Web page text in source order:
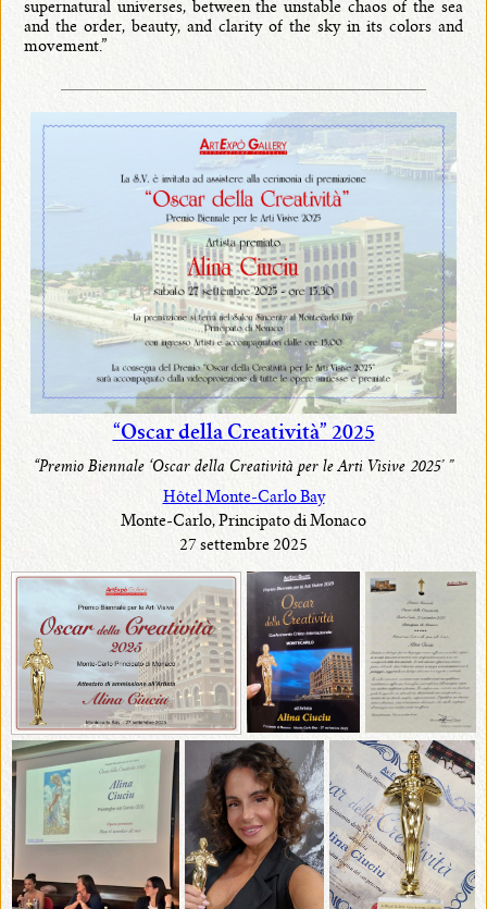
supernatural universes, between the unstable chaos of the sea
and the order, beauty, and clarity of the sky in its colors and
movement.”
“Oscar della Creatività” 2025
“Premio Biennale ‘Oscar della Creatività per le Arti Visive 2025’ ”
Hôtel Monte-Carlo Bay
Monte-Carlo, Principato di Monaco
27 settembre 2025